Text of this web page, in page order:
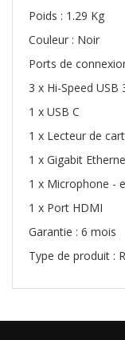
Poids : 1.29 Kg
Couleur : Noir
Ports de
3 x Hi-Speed USB
1 x USB C
1 x Lecteur de
1 x Gigabit
1 x Microphone -
1 x Port HDMI
Garantie : 6 mois
Type de produit :